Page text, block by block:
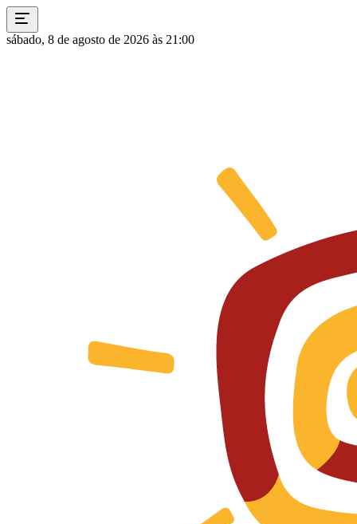
sábado, 8 de agosto de 2026 às 21:00